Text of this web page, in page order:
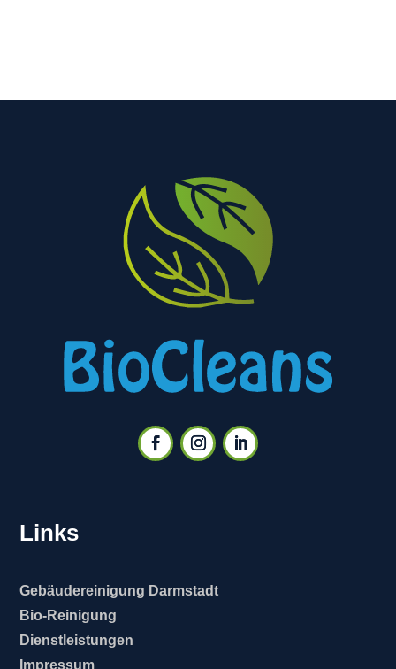
Links
Gebäudereinigung Darmstadt
Bio-Reinigung
Dienstleistungen
Impressum